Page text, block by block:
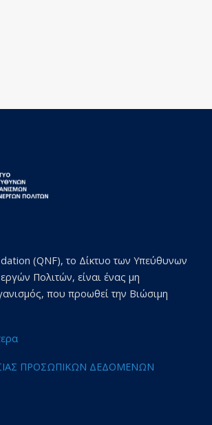
(QNF), το Δίκτυο των Υπεύθυνων
Πολιτών, είναι ένας μη
που προωθεί την Βιώσιμη
ΠΡΟΣΩΠΙΚΩΝ ΔΕΔΟΜΕΝΩΝ